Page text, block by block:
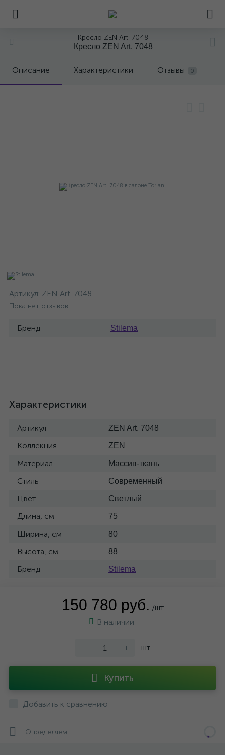
Кресло ZEN Art. 7048
Кресло ZEN Art. 7048
Описание Характеристики Отзывы 0
Артикул: ZEN Art. 7048
Пока нет отзывов
Бренд Stilema
Характеристики
Артикул ZEN Art. 7048
Коллекция ZEN
Материал Массив-ткань
Стиль Современный
Цвет Светлый
Длина, см 75
Ширина, см 80
Высота, см 88
Бренд Stilema
150 780 руб. /шт
В наличии
- + шт
Купить
Добавить к сравнению
Определяем...